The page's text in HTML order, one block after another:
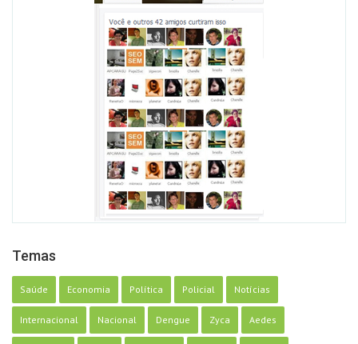
Temas
Saúde Economia Política Policial Notícias
Internacional Nacional Dengue Zyca Aedes